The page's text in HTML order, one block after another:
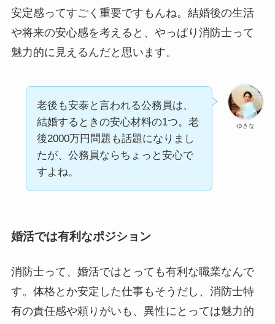
安定感ってすごく重要ですもんね。結婚後の生活
や将来の安心感を考えると、やっぱり消防士って
魅力的に見えるんだと思います。
ゆきな
老後も安泰と言われる公務員は、
結婚するときの安心材料の1つ。老
後2000万円問題も話題になりまし
たが、公務員ならちょっと安心で
すよね。
婚活では有利なポジション
消防士って、婚活ではとっても有利な職業なんで
す。体格とか安定した仕事もそうだし、消防士特
有の責任感や頼りがいも、異性にとっては魅力的